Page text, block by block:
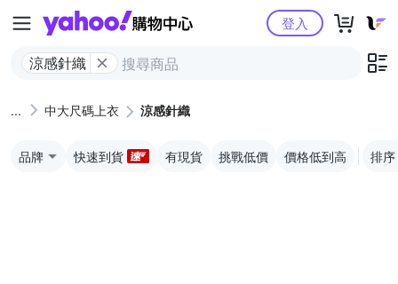
Yahoo購物中心
涼感針織
登入
中大尺碼上衣 涼感針織
品牌 快速到貨 有現貨 挑戰低價 價格低到高 排序